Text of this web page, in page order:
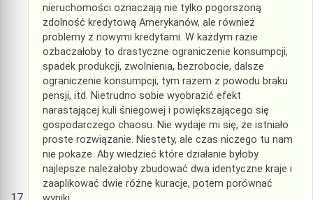
nieruchomości oznaczają nie tylko pogorszoną
zdolność kredytową Amerykanów, ale również
problemy z nowymi kredytami. W każdym razie
ozbaczałoby to drastyczne ograniczenie konsumpcji,
spadek produkcji, zwolnienia, bezrobocie, dalsze
ograniczenie konsumpcji, tym razem z powodu braku
pensji, itd. Nietrudno sobie wyobrazić efekt
narastającej kuli śniegowej i powiększającego się
gospodarczego chaosu. Nie wydaje mi się, że istniało
proste rozwiązanie. Niestety, ale czas niczego tu nam
nie pokaże. Aby wiedzieć które działanie byłoby
najlepsze należałoby zbudować dwa identyczne kraje i
zaaplikować dwie różne kuracje, potem porównać